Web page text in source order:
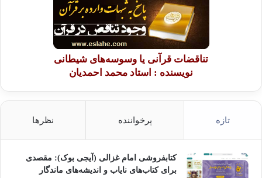
تناقضات قرآنی یا وسوسه‌های شیطانی
نویسنده : استاد محمد احمدیان
تازه پرخواننده نظرها
کتابفروشی امام غزالی (آیجی بوک): مقصدی
برای کتاب‌های نایاب و اندیشه‌های ماندگار